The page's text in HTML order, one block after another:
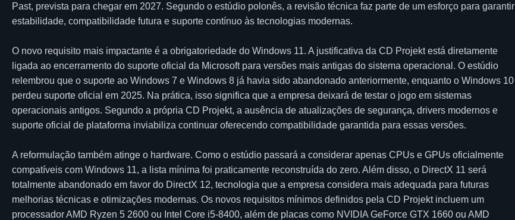
Past, prevista para chegar em 2027. Segundo o estúdio polonês, a revisão técnica faz parte de um esforço para garantir
estabilidade, compatibilidade futura e suporte contínuo às tecnologias modernas.
O novo requisito mais impactante é a obrigatoriedade do Windows 11. A justificativa da CD Projekt está diretamente
ligada ao encerramento do suporte oficial da Microsoft para versões mais antigas do sistema operacional. O estúdio
relembrou que o suporte ao Windows 7 e Windows 8 já havia sido abandonado anteriormente, enquanto o Windows 10
perdeu suporte oficial em 2025. Na prática, isso significa que a empresa deixará de testar o jogo em sistemas
operacionais antigos. Segundo a própria CD Projekt, a ausência de atualizações de segurança, drivers modernos e
suporte oficial de plataforma inviabiliza continuar oferecendo compatibilidade garantida para essas versões.
A reformulação também atinge o hardware. Como o estúdio passará a considerar apenas CPUs e GPUs oficialmente
compatíveis com Windows 11, a lista mínima foi praticamente reconstruída do zero. Além disso, o DirectX 11 será
totalmente abandonado em favor do DirectX 12, tecnologia que a empresa considera mais adequada para futuras
melhorias técnicas e otimizações modernas. Os novos requisitos mínimos definidos pela CD Projekt incluem um
processador AMD Ryzen 5 2600 ou Intel Core i5-8400, além de placas como NVIDIA GeForce GTX 1660 ou AMD